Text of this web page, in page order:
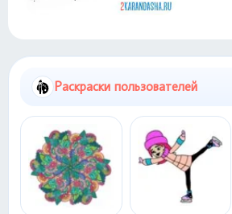
Раскраски пользователей